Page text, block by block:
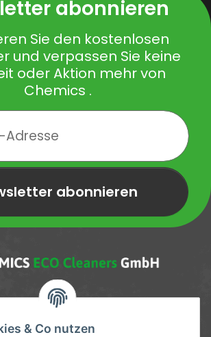
& Co nutzen
abonnieren
Sie den kostenlosen
und verpassen Sie keine
oder Aktion mehr von
Chemics .
abonnieren
abonnieren